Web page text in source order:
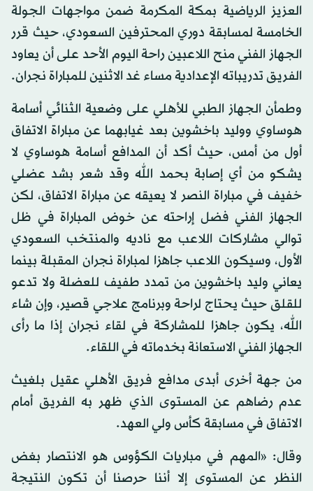
العزيز الرياضية بمكة المكرمة ضمن مواجهات الجولة
الخامسة لمسابقة دوري المحترفين السعودي، حيث قرر
الجهاز الفني منح اللاعبين راحة اليوم الأحد على أن يعاود
الفريق تدريباته الإعدادية مساء غد الاثنين للمباراة نجران.
وطمأن الجهاز الطبي للأهلي على وضعية الثنائي أسامة
هوساوي ووليد باخشوين بعد غيابهما عن مباراة الاتفاق
أول من أمس، حيث أكد أن المدافع أسامة هوساوي لا
يشكو من أي إصابة بحمد الله وقد شعر بشد عضلي
خفيف في مباراة النصر لا يعيقه عن مباراة الاتفاق، لكن
الجهاز الفني فضل إراحته عن خوض المباراة في ظل
توالي مشاركات اللاعب مع ناديه والمنتخب السعودي
الأول، وسيكون اللاعب جاهزا لمباراة نجران المقبلة بينما
يعاني وليد باخشوين من تمدد طفيف للعضلة ولا تدعو
للقلق حيث يحتاج لراحة وبرنامج علاجي قصير، وإن شاء
الله، يكون جاهزا للمشاركة في لقاء نجران إذا ما رأى
الجهاز الفني الاستعانة بخدماته في اللقاء.
من جهة أخرى أبدى مدافع فريق الأهلي عقيل بلغيث
عدم رضاهم عن المستوى الذي ظهر به الفريق أمام
الاتفاق في مسابقة كأس ولي العهد.
وقال: «المهم في مباريات الكؤوس هو الانتصار بغض
النظر عن المستوى إلا أننا حرصنا أن تكون النتيجة